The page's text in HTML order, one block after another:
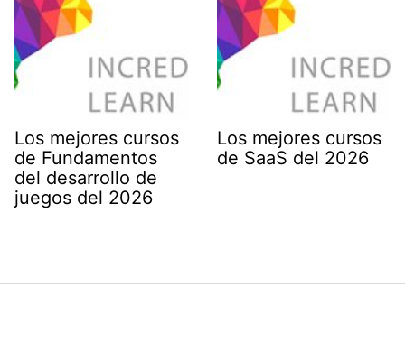
Los mejores cursos
de Fundamentos
del desarrollo de
juegos del 2026
Los mejores cursos
de SaaS del 2026